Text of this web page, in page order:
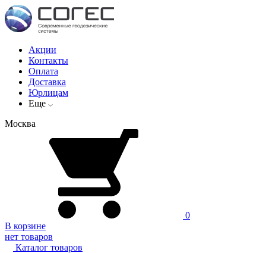
Акции
Контакты
Оплата
Доставка
Юрлицам
Еще
Москва
0
В корзине
нет товаров
Каталог товаров